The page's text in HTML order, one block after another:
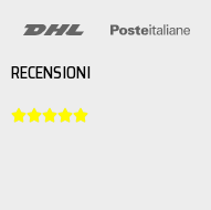
RECENSIONI
